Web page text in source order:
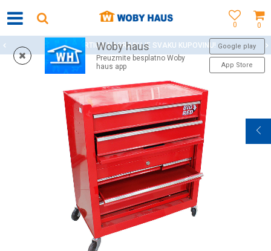
0
0
Woby haus
Preuzmite besplatno Woby
haus app
Google play
App Store
WOBY KARTICA NAGRAĐUJE SVAKU KUPOVINU!